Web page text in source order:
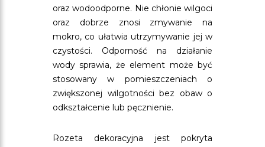
oraz wodoodporne. Nie chłonie wilgoci
oraz dobrze znosi zmywanie na
mokro, co ułatwia utrzymywanie jej w
czystości. Odporność na działanie
wody sprawia, że element może być
stosowany w pomieszczeniach o
zwiększonej wilgotności bez obaw o
odkształcenie lub pęcznienie.
Rozeta dekoracyjna jest pokryta